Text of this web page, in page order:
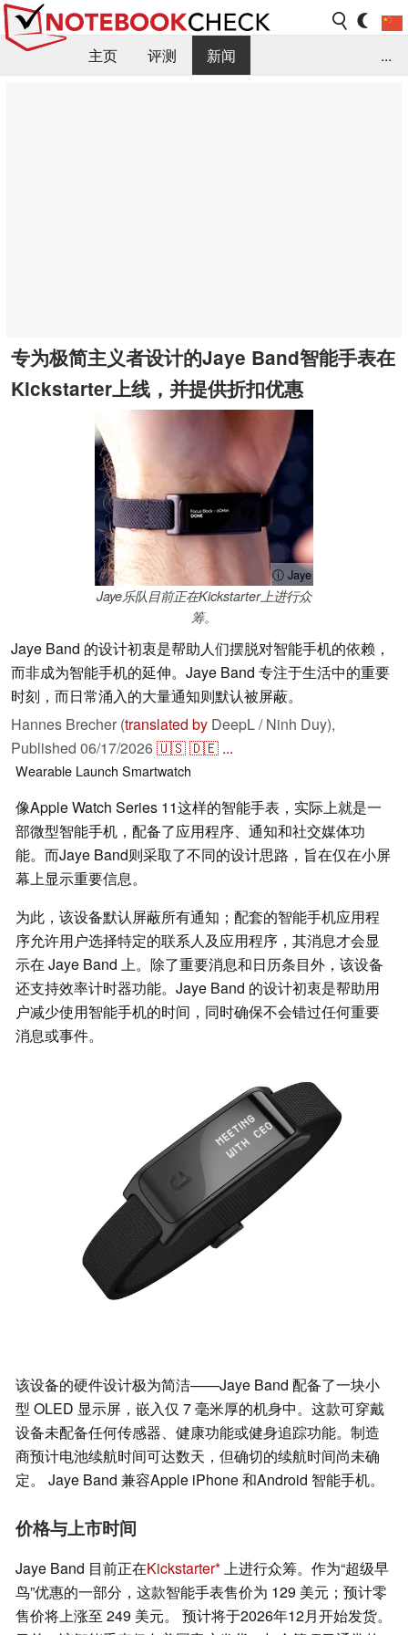
主页 评测
新闻
...
专为极简主义者设计的Jaye Band智能手表在
Kickstarter上线，并提供折扣优惠
ⓘ Jaye
Jaye乐队目前正在Kickstarter上进行众
筹。
Jaye Band 的设计初衷是帮助人们摆脱对智能手机的依赖，
而非成为智能手机的延伸。Jaye Band 专注于生活中的重要
时刻，而日常涌入的大量通知则默认被屏蔽。
Hannes Brecher (translated by DeepL / Ninh Duy),
Published 06/17/2026🇺🇸🇩🇪 ...
Wearable Launch Smartwatch
像Apple Watch Series 11这样的智能手表，实际上就是一
部微型智能手机，配备了应用程序、通知和社交媒体功
能。而Jaye Band则采取了不同的设计思路，旨在仅在小屏
幕上显示重要信息。
为此，该设备默认屏蔽所有通知；配套的智能手机应用程
序允许用户选择特定的联系人及应用程序，其消息才会显
示在 Jaye Band 上。除了重要消息和日历条目外，该设备
还支持效率计时器功能。Jaye Band 的设计初衷是帮助用
户减少使用智能手机的时间，同时确保不会错过任何重要
消息或事件。
该设备的硬件设计极为简洁——Jaye Band 配备了一块小
型 OLED 显示屏，嵌入仅 7 毫米厚的机身中。这款可穿戴
设备未配备任何传感器、健康功能或健身追踪功能。制造
商预计电池续航时间可达数天，但确切的续航时间尚未确
定。 Jaye Band 兼容Apple iPhone 和Android 智能手机。
价格与上市时间
Jaye Band 目前正在Kickstarter
上进行众筹。作为“超级早
鸟”优惠的一部分，这款智能手表售价为 129 美元；预计零
售价将上涨至 249 美元。 预计将于2026年12月开始发货。